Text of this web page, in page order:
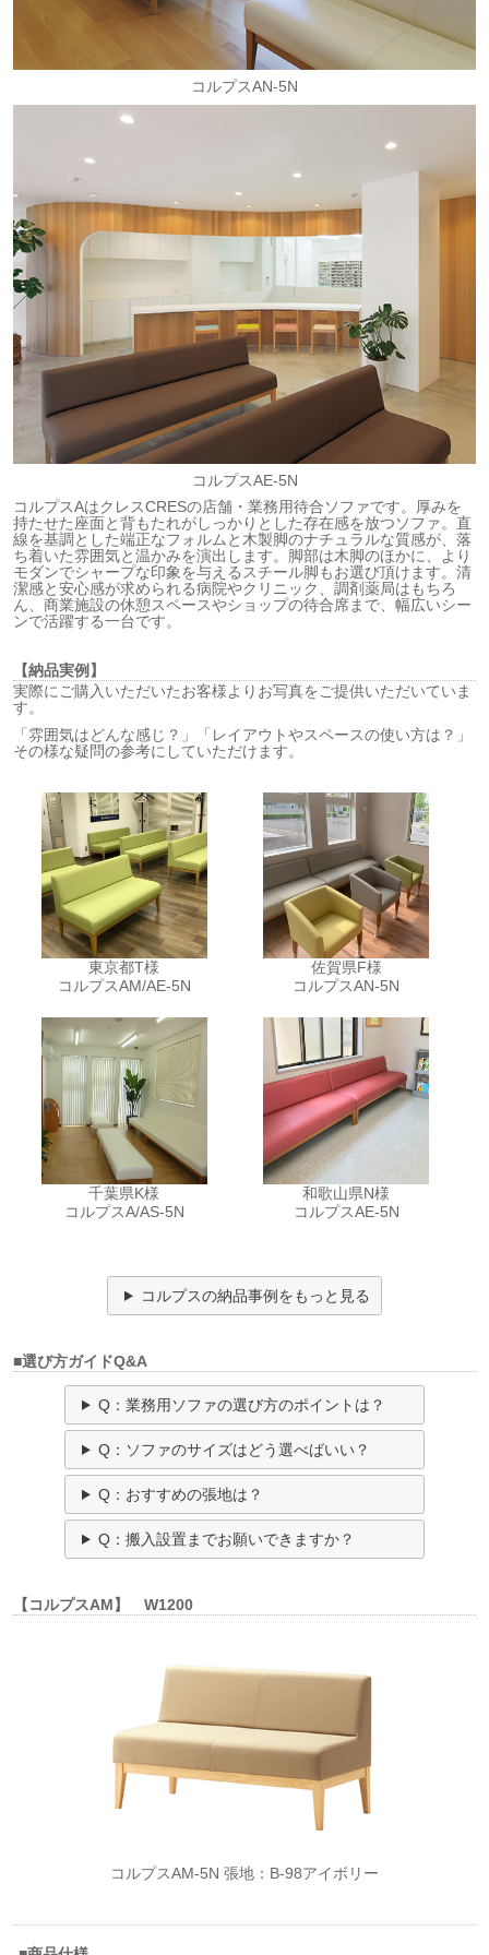
コルプスAN-5N
コルプスAE-5N
コルプスAはクレスCRESの店舗・業務用待合ソファです。厚みを
持たせた座面と背もたれがしっかりとした存在感を放つソファ。直
線を基調とした端正なフォルムと木製脚のナチュラルな質感が、落
ち着いた雰囲気と温かみを演出します。脚部は木脚のほかに、より
モダンでシャープな印象を与えるスチール脚もお選び頂けます。清
潔感と安心感が求められる病院やクリニック、調剤薬局はもちろ
ん、商業施設の休憩スペースやショップの待合席まで、幅広いシー
ンで活躍する一台です。
【納品実例】
実際にご購入いただいたお客様よりお写真をご提供いただいていま
す。
「雰囲気はどんな感じ？」「レイアウトやスペースの使い方は？」
その様な疑問の参考にしていただけます。
東京都T様
コルプスAM/AE-5N
佐賀県F様
コルプスAN-5N
千葉県K様
コルプスA/AS-5N
和歌山県N様
コルプスAE-5N
コルプスの納品事例をもっと見る
■選び方ガイドQ&A
Q：業務用ソファの選び方のポイントは？
Q：ソファのサイズはどう選べばいい？
Q：おすすめの張地は？
Q：搬入設置までお願いできますか？
【コルプスAM】 W1200
コルプスAM-5N 張地：B-98アイボリー